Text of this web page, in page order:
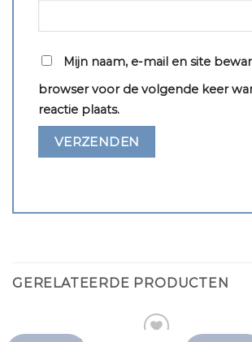
Mijn naam, e-mail en site
browser voor de volgende keer
reactie plaats.
GERELATEERDE PRODUCTEN